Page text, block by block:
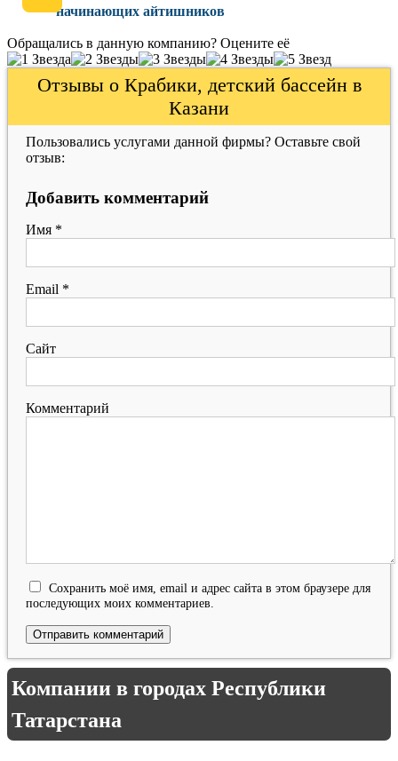
начинающих айтишников
Обращались в данную компанию? Оцените её
Отзывы о Крабики, детский бассейн в
Казани
Пользовались услугами данной фирмы? Оставьте свой
отзыв:
Добавить комментарий
Имя *
Email *
Сайт
Комментарий
Сохранить моё имя, email и адрес сайта в этом браузере для
последующих моих комментариев.
Компании в городах Республики
Татарстана